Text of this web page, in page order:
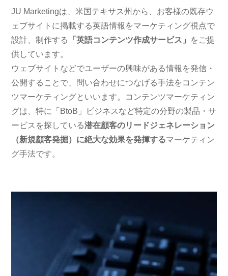
JU Marketingは、米国テキサス州から、お客様の既存ウ
ェブサイトに掲載する英語情報をマーケティング視点で
設計、制作する
「英語コンテンツ作成サービス」 をご提
供しています。
ウェブサイトなどでユーザーの興味がある情報を発信・
公開することで、問い合わせにつなげる手法をコンテン
ツマーケティングといいます。コンテンツマーケティン
グは、特に「BtoB」ビジネスなど特定の分野の製品・サ
ービスを探している潜在顧客のリードジェネレーション
（新規顧客発掘）に絶大な効果を発揮するマーケティン
グ手法です。